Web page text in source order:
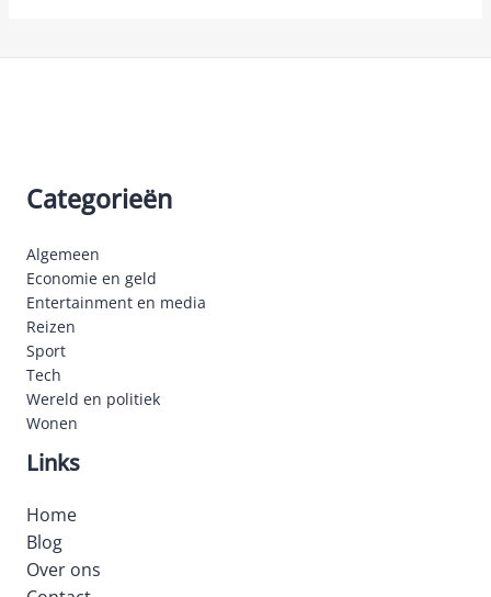
Categorieën
Algemeen
Economie en geld
Entertainment en media
Reizen
Sport
Tech
Wereld en politiek
Wonen
Links
Home
Blog
Over ons